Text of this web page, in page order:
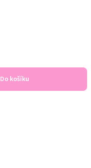
Do košíku